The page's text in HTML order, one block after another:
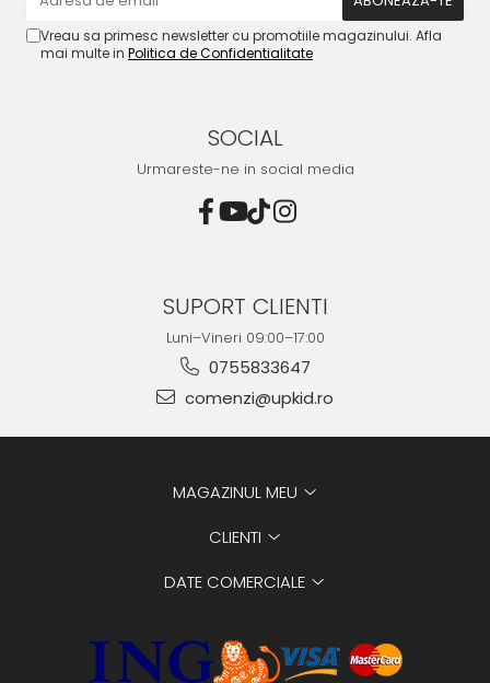
Vreau sa primesc newsletter cu promotiile magazinului. Afla
mai multe in Politica de Confidentialitate
SOCIAL
Urmareste-ne in social media
SUPORT CLIENTI
Luni–Vineri 09:00–17:00
0755833647
comenzi@upkid.ro
MAGAZINUL MEU
CLIENTI
DATE COMERCIALE